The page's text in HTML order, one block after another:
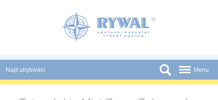
Najít ubytování
Státy
Menu